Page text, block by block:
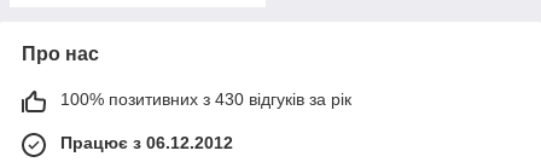
Про нас
100% позитивних з 430 відгуків за рік
Працює з 06.12.2012